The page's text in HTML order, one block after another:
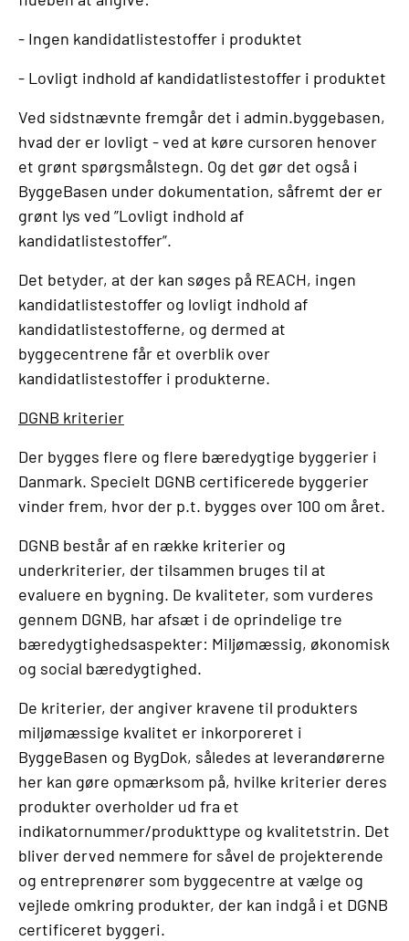
- Ingen kandidatlistestoffer i produktet
- Lovligt indhold af kandidatlistestoffer i produktet
Ved sidstnævnte fremgår det i admin.byggebasen,
hvad der er lovligt - ved at køre cursoren henover
et grønt spørgsmålstegn. Og det gør det også i
ByggeBasen under dokumentation, såfremt der er
grønt lys ved ”Lovligt indhold af
kandidatlistestoffer”.
Det betyder, at der kan søges på REACH, ingen
kandidatlistestoffer og lovligt indhold af
kandidatlistestofferne, og dermed at
byggecentrene får et overblik over
kandidatlistestoffer i produkterne.
DGNB kriterier
Der bygges flere og flere bæredygtige byggerier i
Danmark. Specielt DGNB certificerede byggerier
vinder frem, hvor der p.t. bygges over 100 om året.
DGNB består af en række kriterier og
underkriterier, der tilsammen bruges til at
evaluere en bygning. De kvaliteter, som vurderes
gennem DGNB, har afsæt i de oprindelige tre
bæredygtighedsaspekter: Miljømæssig, økonomisk
og social bæredygtighed.
De kriterier, der angiver kravene til produkters
miljømæssige kvalitet er inkorporeret i
ByggeBasen og BygDok, således at leverandørerne
her kan gøre opmærksom på, hvilke kriterier deres
produkter overholder ud fra et
indikatornummer/produkttype og kvalitetstrin. Det
bliver derved nemmere for såvel de projekterende
og entreprenører som byggecentre at vælge og
vejlede omkring produkter, der kan indgå i et DGNB
certificeret byggeri.